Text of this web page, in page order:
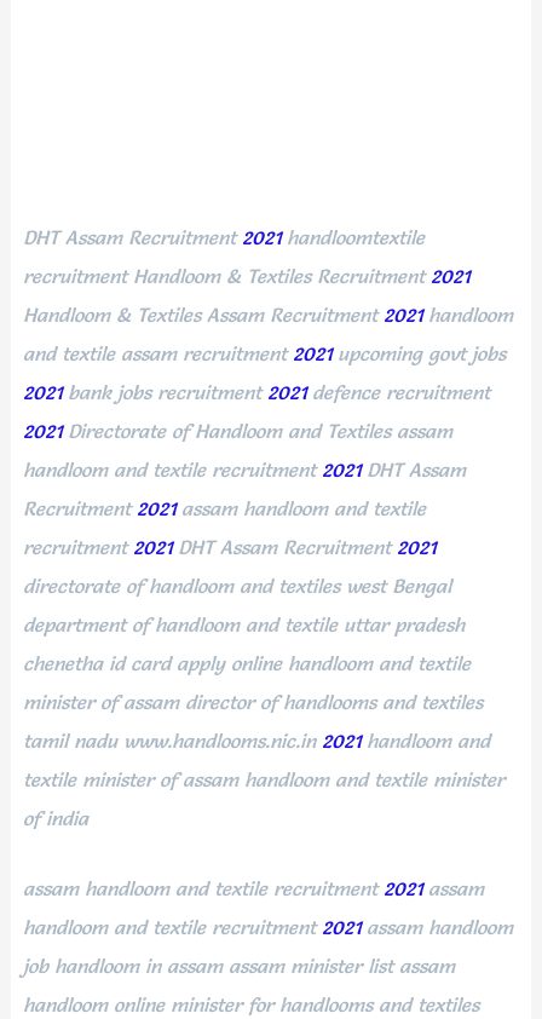
DHT Assam Recruitment 2021handloomtextile
recruitment Handloom & Textiles Recruitment 2021
Handloom & Textiles Assam Recruitment 2021handloom
and textile assam recruitment 2021upcoming govt jobs
2021bank jobs recruitment 2021defence recruitment
2021Directorate of Handloom and Textiles assam
handloom and textile recruitment 2021 DHT Assam
Recruitment 2021 assam handloom and textile
recruitment 2021 DHT Assam Recruitment 2021
directorate of handloom and textiles west Bengal
department of handloom and textile uttar pradesh
chenetha id card apply online handloom and textile
minister of assam director of handlooms and textiles
tamil nadu www.handlooms.nic.in 2021handloom and
textile minister of assam handloom and textile minister
of india
assam handloom and textile recruitment 2021assam
handloom and textile recruitment 2021assam handloom
job handloom in assam assam minister list assam
handloom online minister for handlooms and textiles